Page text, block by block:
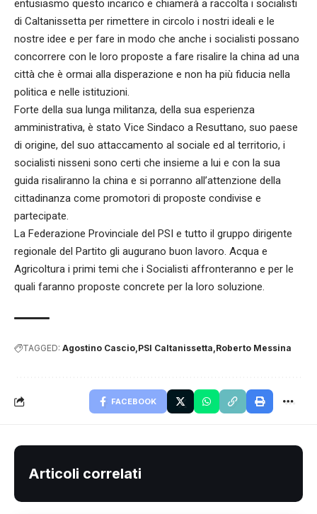
entusiasmo questo incarico e chiamerà a raccolta i socialisti
di Caltanissetta per rimettere in circolo i nostri ideali e le
nostre idee e per fare in modo che anche i socialisti possano
concorrere con le loro proposte a fare risalire la china ad una
città che è ormai alla disperazione e non ha più fiducia nella
politica e nelle istituzioni.
Forte della sua lunga militanza, della sua esperienza
amministrativa, è stato Vice Sindaco a Resuttano, suo paese
di origine, del suo attaccamento al sociale ed al territorio, i
socialisti nisseni sono certi che insieme a lui e con la sua
guida risaliranno la china e si porranno all’attenzione della
cittadinanza come promotori di proposte condivise e
partecipate.
La Federazione Provinciale del PSI e tutto il gruppo dirigente
regionale del Partito gli augurano buon lavoro. Acqua e
Agricoltura i primi temi che i Socialisti affronteranno e per le
quali faranno proposte concrete per la loro soluzione.
TAGGED: Agostino Cascio PSI Caltanissetta Roberto Messina
FACEBOOK
Articoli correlati